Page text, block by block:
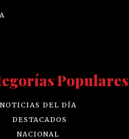
Populares
NOTICIAS DEL DÍA
DESTACADOS
NACIONAL